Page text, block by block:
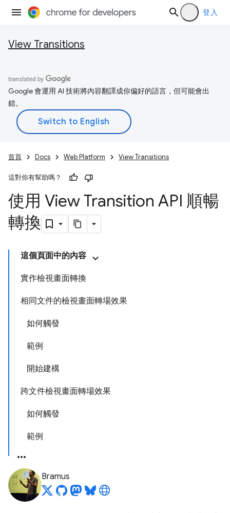
登入
View Transitions
Google 會運用 AI 技術將內容翻譯成你偏好的語言，但可能會出
錯。
首頁 Docs Web Platform View Transitions
這對你有幫助嗎？
使用 View Transition API 順暢
轉換
這個頁面中的內容
實作檢視畫面轉換
相同文件的檢視畫面轉場效果
如何觸發
範例
開始建構
跨文件檢視畫面轉場效果
如何觸發
範例
Bramus